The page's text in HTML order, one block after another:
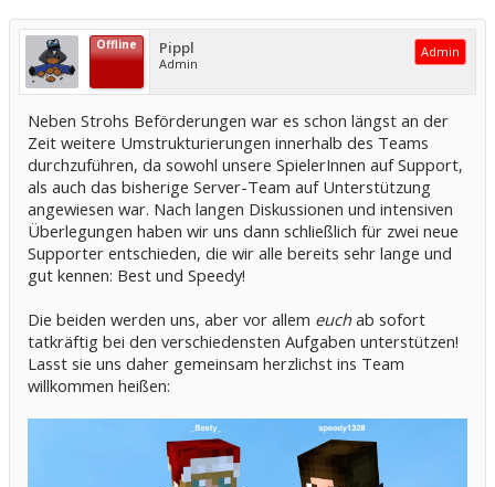
Offline Pippl
Admin
Admin
Neben Strohs Beförderungen war es schon längst an der
Zeit weitere Umstrukturierungen innerhalb des Teams
durchzuführen, da sowohl unsere SpielerInnen auf Support,
als auch das bisherige Server-Team auf Unterstützung
angewiesen war. Nach langen Diskussionen und intensiven
Überlegungen haben wir uns dann schließlich für zwei neue
Supporter entschieden, die wir alle bereits sehr lange und
gut kennen: Best und Speedy!
Die beiden werden uns, aber vor allem euchab sofort
tatkräftig bei den verschiedensten Aufgaben unterstützen!
Lasst sie uns daher gemeinsam herzlichst ins Team
willkommen heißen: